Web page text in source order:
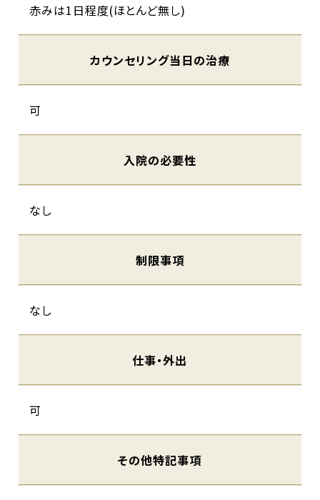
赤みは1日程度(ほとんど無し)
カウンセリング当日の治療
可
入院の必要性
なし
制限事項
なし
仕事・外出
可
その他特記事項